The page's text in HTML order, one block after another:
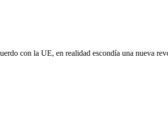
con la UE, en realidad escondía una nueva